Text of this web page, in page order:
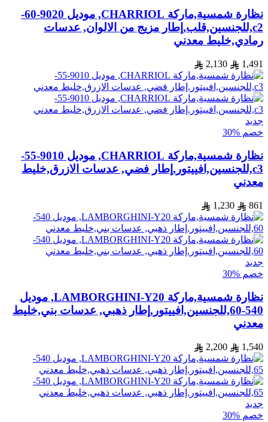
نظارة شمسية,ماركة CHARRIOL, موديل 9020-60-
c2,للجنسين,قلب,إطار مزيج من الالوان, عدسات
رمادي,خليط معدني
1,491
2,130
جديد
خصم %30
نظارة شمسية,ماركة CHARRIOL, موديل 9010-55-
c3,للجنسين,افييتور,إطار فضي, عدسات الازرق,خليط
معدني
861
1,230
جديد
خصم %30
نظارة شمسية,ماركة LAMBORGHINI-Y20, موديل
540-60,للجنسين,افييتور,إطار ذهبي, عدسات بني,خليط
معدني
1,540
2,200
جديد
خصم %30